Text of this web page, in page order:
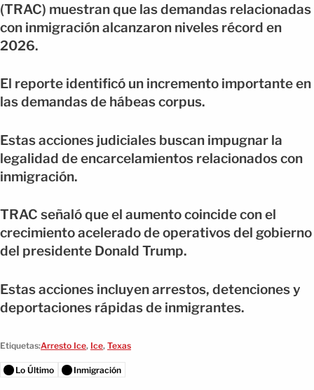
(TRAC) muestran que las demandas relacionadas
con inmigración alcanzaron niveles récord en
2026.
El reporte identificó un incremento importante en
las demandas de hábeas corpus.
Estas acciones judiciales buscan impugnar la
legalidad de encarcelamientos relacionados con
inmigración.
TRAC señaló que el aumento coincide con el
crecimiento acelerado de operativos del gobierno
del presidente Donald Trump.
Estas acciones incluyen arrestos, detenciones y
deportaciones rápidas de inmigrantes.
Etiquetas:Arresto Ice, Ice, Texas
Lo Último Inmigración